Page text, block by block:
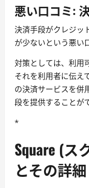
悪い口コミ:
決済手段がクレジッ
が少ないという悪い
対策としては、利用
それを利用者に伝え
の決済サービスを併
段を提供することが
*
Square (ス
とその詳細